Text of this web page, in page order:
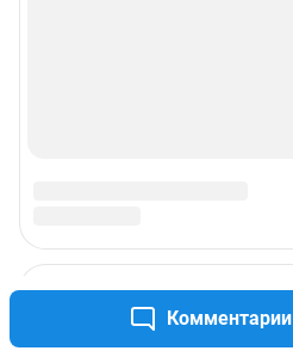
Комментарии